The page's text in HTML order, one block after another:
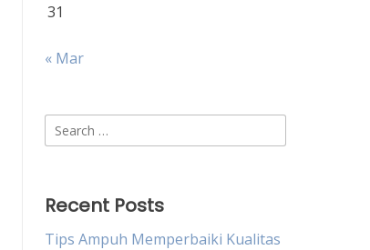
31
« Mar
Search
for:
Recent Posts
Tips Ampuh Memperbaiki Kualitas